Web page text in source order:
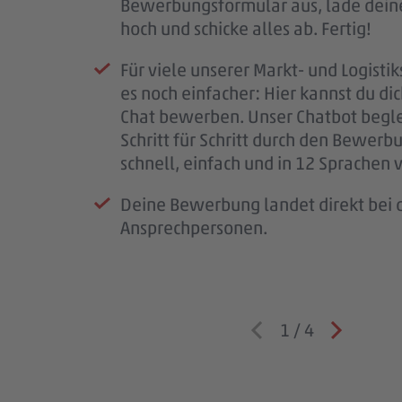
Bewerbungsformular aus, lade
hoch und schicke alles ab. Fertig!
Für viele unserer Markt- und
es noch einfacher: Hier kannst du
Chat bewerben. Unser Chatbot
Schritt für Schritt durch den
schnell, einfach und in 12 Sprachen
Deine Bewerbung landet direkt bei
Ansprechpersonen.
Mail.
melden uns so schnell wie möglich
für deine Geduld – jede Bewerbung
wichtig.
Wenn wir Rückfragen haben,
Kennenlernen ein.
PENNY, deinem möglichen
Team – und wir lernen dich besser
Wenn alles passt, klären wir die
bald im #teampenny willkommen
1 / 4